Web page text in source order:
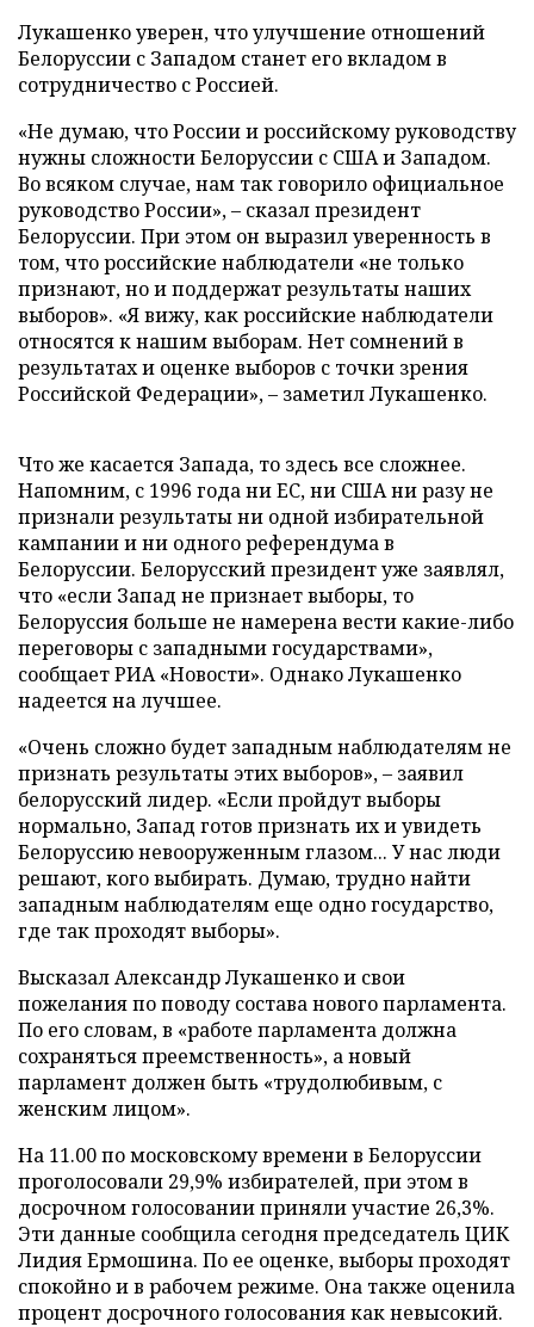
Лукашенко уверен, что улучшение отношений
Белоруссии с Западом станет его вкладом в
сотрудничество с Россией.
«Не думаю, что России и российскому руководству
нужны сложности Белоруссии с США и Западом.
Во всяком случае, нам так говорило официальное
руководство России», – сказал президент
Белоруссии. При этом он выразил уверенность в
том, что российские наблюдатели «не только
признают, но и поддержат результаты наших
выборов». «Я вижу, как российские наблюдатели
относятся к нашим выборам. Нет сомнений в
результатах и оценке выборов с точки зрения
Российской Федерации», – заметил Лукашенко.
Что же касается Запада, то здесь все сложнее.
Напомним, с 1996 года ни ЕС, ни США ни разу не
признали результаты ни одной избирательной
кампании и ни одного референдума в
Белоруссии. Белорусский президент уже заявлял,
что «если Запад не признает выборы, то
Белоруссия больше не намерена вести какие-либо
переговоры с западными государствами»,
сообщает РИА «Новости». Однако Лукашенко
надеется на лучшее.
«Очень сложно будет западным наблюдателям не
признать результаты этих выборов», – заявил
белорусский лидер. «Если пройдут выборы
нормально, Запад готов признать их и увидеть
Белоруссию невооруженным глазом... У нас люди
решают, кого выбирать. Думаю, трудно найти
западным наблюдателям еще одно государство,
где так проходят выборы».
Высказал Александр Лукашенко и свои
пожелания по поводу состава нового парламента.
По его словам, в «работе парламента должна
сохраняться преемственность», а новый
парламент должен быть «трудолюбивым, с
женским лицом».
На 11.00 по московскому времени в Белоруссии
проголосовали 29,9% избирателей, при этом в
досрочном голосовании приняли участие 26,3%.
Эти данные сообщила сегодня председатель ЦИК
Лидия Ермошина. По ее оценке, выборы проходят
спокойно и в рабочем режиме. Она также оценила
процент досрочного голосования как невысокий.